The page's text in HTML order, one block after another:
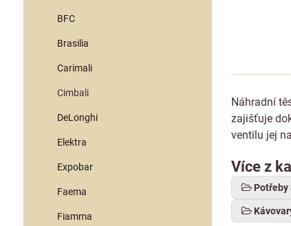
Náhradní
zajišťuje
ventilu jej
Více z
Potřeby
BFC
Brasilia
Carimali
Cimbali
DeLonghi
Elektra
Expobar
Faema
Fiamma